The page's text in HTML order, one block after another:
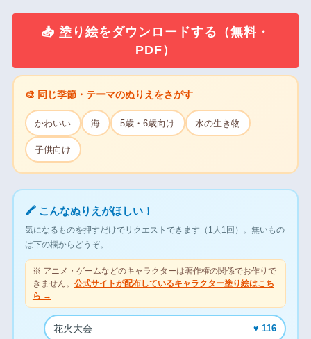
📥 塗り絵をダウンロードする（無料・
PDF）
🎨 同じ季節・テーマのぬりえをさがす
かわいい 海 5歳・6歳向け 水の生き物
子供向け
🖍 こんなぬりえがほしい！
気になるものを押すだけでリクエストできます（1人1回）。無いもの
は下の欄からどうぞ。
※ アニメ・ゲームなどのキャラクターは著作権の関係でお作りで
きません。 公式サイトが配布しているキャラクター塗り絵はこち
ら →
花火大会 ♥ 116